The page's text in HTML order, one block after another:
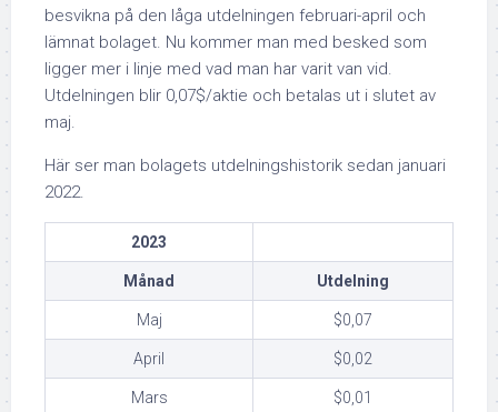
besvikna på den låga utdelningen februari-april och
lämnat bolaget. Nu kommer man med besked som
ligger mer i linje med vad man har varit van vid.
Utdelningen blir 0,07$/aktie och betalas ut i slutet av
maj.
Här ser man bolagets utdelningshistorik sedan januari
2022.
2023
Månad Utdelning
Maj $0,07
April $0,02
Mars $0,01